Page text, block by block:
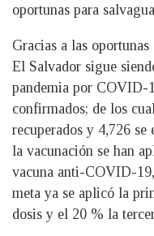
oportunas para
Gracias a las
El Salvador sigue
pandemia por COVID-
confirmados; de los
recuperados y 4,726 se
la vacunación se han
vacuna anti-COVID-
meta ya se aplicó la
dosis y el 20 % la